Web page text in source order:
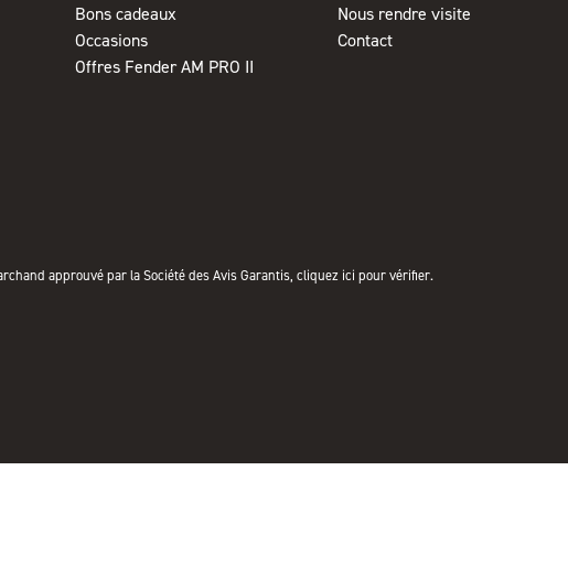
Bons cadeaux
Occasions
Offres Fender AM PRO II
Nous rendre visite
Contact
approuvé par la Société des Avis Garantis,cliquez ici pour vérifier.